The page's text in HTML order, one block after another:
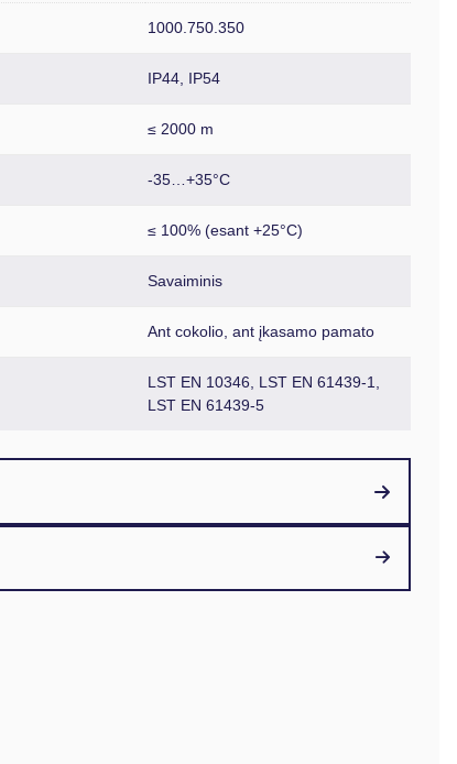
1000.750.350
IP44 IP54
≤ 2000 m
-35…+35°C
≤ 100% (esant +25°C)
Savaiminis
Ant cokolio, ant įkasamo pamato
LST EN 10346, LST EN 61439-1,
LST EN 61439-5